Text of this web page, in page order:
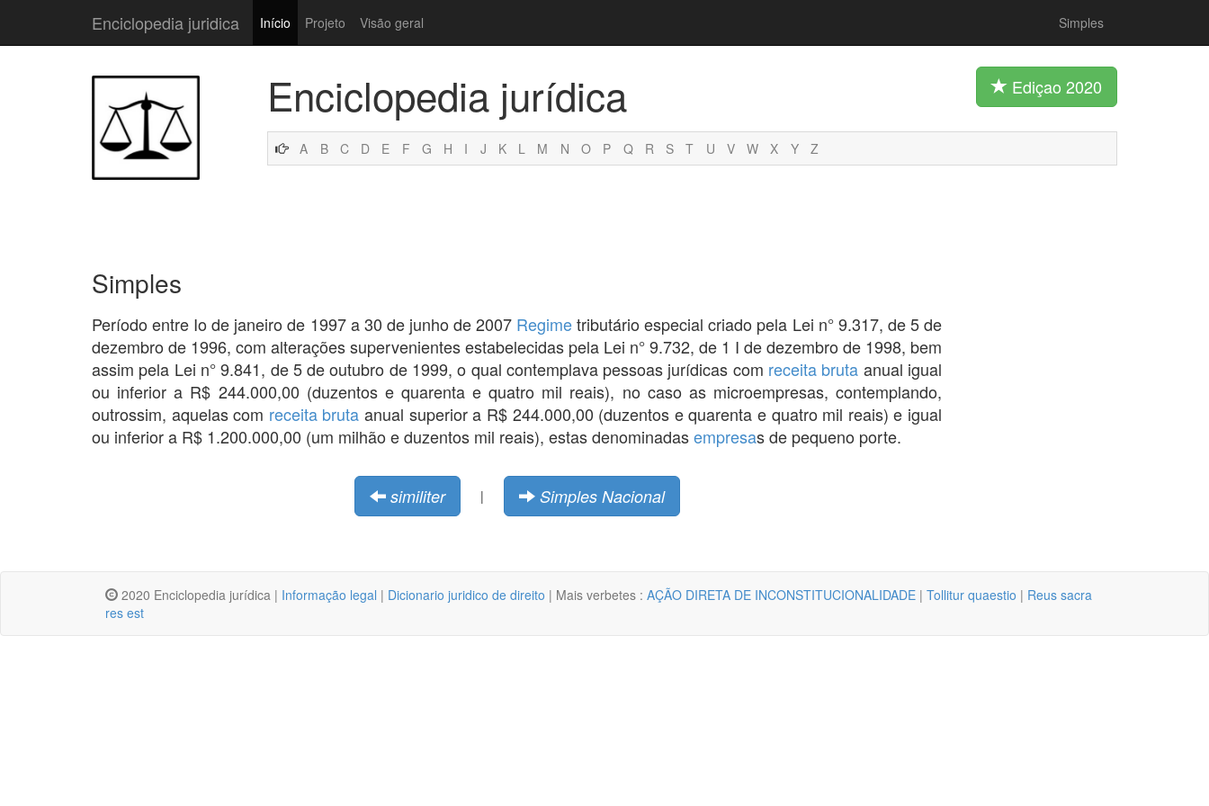
Enciclopedia juridica Início Projeto Visão geral Simples
Enciclopedia jurídica Ediçao 2020
A B C D E F G H I J K L M N O P Q R S T U V W X Y Z
Simples
Período entre Io de janeiro de 1997 a 30 de junho de 2007 Regimetributário especial criado pela Lei n° 9.317, de 5 de
dezembro de 1996, com alterações supervenientes estabelecidas pela Lei n° 9.732, de 1 I de dezembro de 1998, bem
assim pela Lei n° 9.841, de 5 de outubro de 1999, o qual contemplava pessoas jurídicas com receita bruta anual igual
ou inferior a R$ 244.000,00 (duzentos e quarenta e quatro mil reais), no caso as microempresas, contemplando,
outrossim, aquelas com receita bruta anual superior a R$ 244.000,00 (duzentos e quarenta e quatro mil reais) e igual
ou inferior a R$ 1.200.000,00 (um milhão e duzentos mil reais), estas denominadasempresas de pequeno porte.
similiter | Simples Nacional
2020 Enciclopedia jurídica | Informação legal | Dicionario juridico de direito | Mais verbetes : AÇÃO DIRETA DE INCONSTITUCIONALIDADE | Tollitur quaestio | Reus sacra
res est